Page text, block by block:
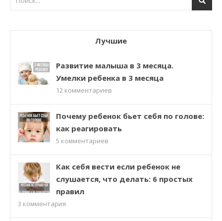
Лучшие
Развитие малыша в 3 месяца.
Умелки ребенка в 3 месяца
12 комментариев
Почему ребенок бьет себя по голове:
как реагировать
5 комментариев
Как себя вести если ребенок не
слушается, что делать: 6 простых
правил
3 комментария